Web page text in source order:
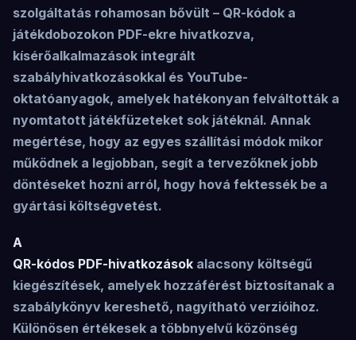
szolgáltatás rohamosan bővült – QR-kódok a
játékdobozokon PDF-ekre hivatkozva,
kísérőalkalmazások integrált
szabályhivatkozásokkal és YouTube-
oktatóanyagok, amelyek hatékonyan felváltották a
nyomtatott játékfüzeteket sok játéknál. Annak
megértése, hogy az egyes szállítási módok mikor
működnek a legjobban, segít a tervezőknek jobb
döntéseket hozni arról, hogy hová fektessék be a
gyártási költségvetést.
A
QR-kódos PDF-hivatkozások alacsony költségű
kiegészítések, amelyek hozzáférést biztosítanak a
szabálykönyv kereshető, nagyítható verzióihoz.
Különösen értékesek a többnyelvű közönség